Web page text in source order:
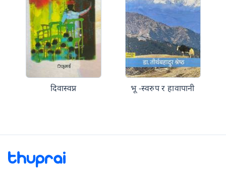
दिवास्वप्न भू -स्वरुप र हावापानी